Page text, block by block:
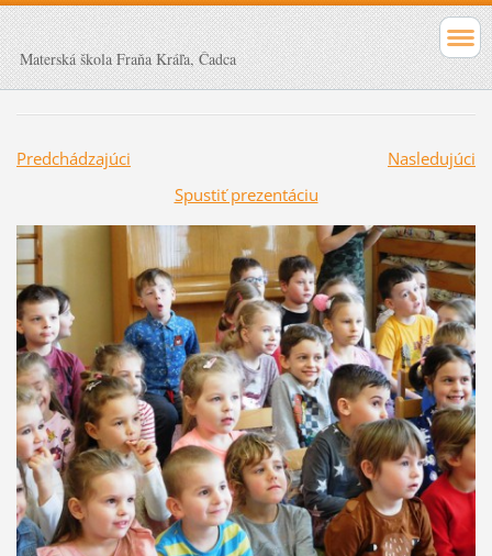
Materská škola Fraňa Kráľa, Čadca
Predchádzajúci
Nasledujúci
Spustiť prezentáciu